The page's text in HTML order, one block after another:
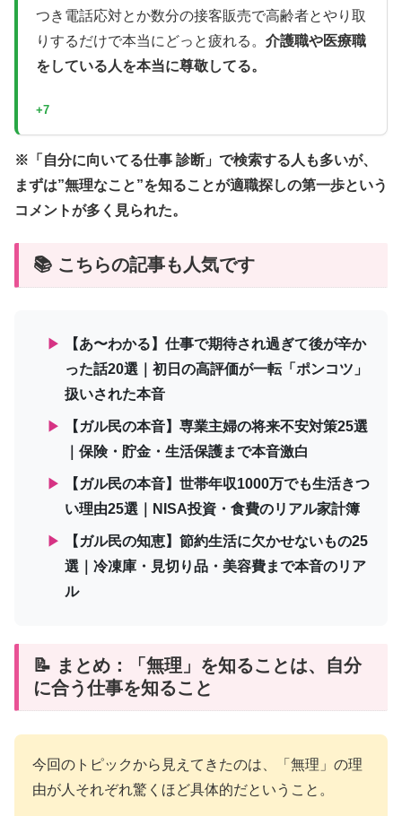
つき電話応対とか数分の接客販売で高齢者とやり取
りするだけで本当にどっと疲れる。 介護職や医療職
をしている人を本当に尊敬してる。
+7
※「自分に向いてる仕事 診断」で検索する人も多いが、
まずは”無理なこと”を知ることが適職探しの第一歩という
コメントが多く見られた。
📚 こちらの記事も人気です
▶
【あ〜わかる】仕事で期待され過ぎて後が辛か
った話20選｜初日の高評価が一転「ポンコツ」
扱いされた本音
▶
【ガル民の本音】専業主婦の将来不安対策25選
｜保険・貯金・生活保護まで本音激白
▶
【ガル民の本音】世帯年収1000万でも生活きつ
い理由25選｜NISA投資・食費のリアル家計簿
▶
【ガル民の知恵】節約生活に欠かせないもの25
選｜冷凍庫・見切り品・美容費まで本音のリア
ル
📝 まとめ：「無理」を知ることは、自分
に合う仕事を知ること
今回のトピックから見えてきたのは、「無理」の理
由が人それぞれ驚くほど具体的だということ。